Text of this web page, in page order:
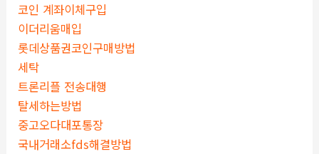
코인 계좌이체구입
이더리움매입
롯데상품권코인구매방법
세탁
트론리플 전송대행
탈세하는방법
중고오다대포통장
국내거래소fds해결방법